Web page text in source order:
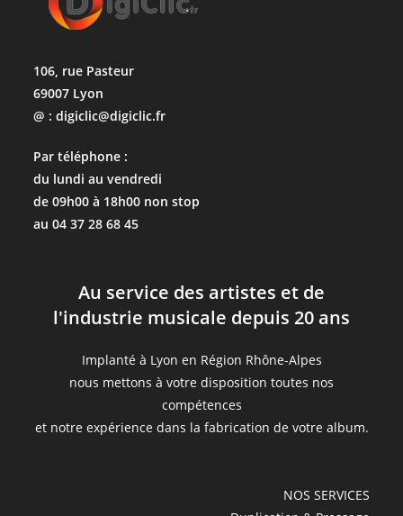
106, rue Pasteur
69007 Lyon
@ : digiclic@digiclic.fr
Par téléphone :
du lundi au vendredi
de 09h00 à 18h00 non stop
au 04 37 28 68 45
Au service des artistes et de
l'industrie musicale depuis 20 ans
Implanté à Lyon en Région Rhône-Alpes
nous mettons à votre disposition toutes nos
compétences
et notre expérience dans la fabrication de votre album.
NOS SERVICES